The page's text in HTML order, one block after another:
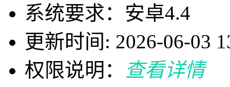
系统要求：安卓4.4
更新时间: 2026-06-03
权限说明：
查看详情